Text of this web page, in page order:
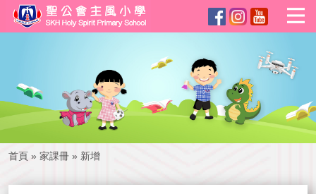
首頁 » 家課冊 » 新增